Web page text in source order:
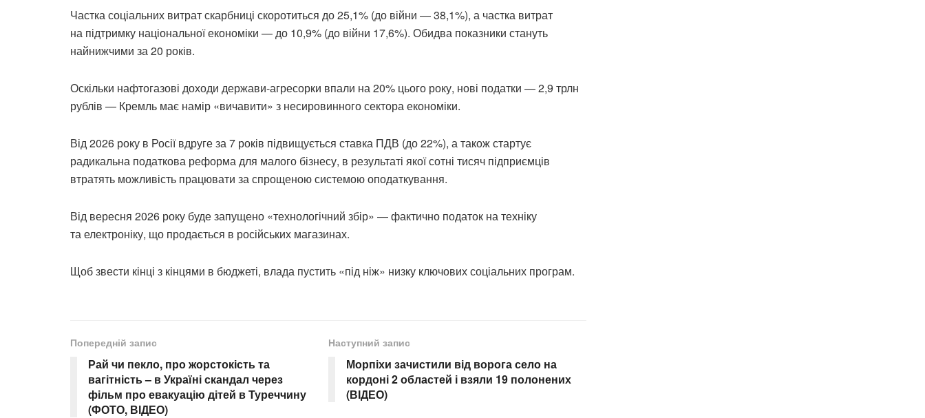
Частка соціальних витрат скарбниці скоротиться до 25,1% (до війни — 38,1%), а частка витрат
на підтримку національної економіки — до 10,9% (до війни 17,6%). Обидва показники стануть
найнижчими за 20 років.
Оскільки нафтогазові доходи держави-агресорки впали на 20% цього року, нові податки — 2,9 трлн
рублів — Кремль має намір «вичавити» з несировинного сектора економіки.
Від 2026 року в Росії вдруге за 7 років підвищується ставка ПДВ (до 22%), а також стартує
радикальна податкова реформа для малого бізнесу, в результаті якої сотні тисяч підприємців
втратять можливість працювати за спрощеною системою оподаткування.
Від вересня 2026 року буде запущено «технологічний збір» — фактично податок на техніку
та електроніку, що продається в російських магазинах.
Щоб звести кінці з кінцями в бюджеті, влада пустить «під ніж» низку ключових соціальних програм.
Попередній запис
Рай чи пекло, про жорстокість та
вагітність – в Україні скандал через
фільм про евакуацію дітей в Туреччину
(ФОТО, ВІДЕО)
Наступний запис
Морпіхи зачистили від ворога село на
кордоні 2 областей і взяли 19 полонених
(ВІДЕО)